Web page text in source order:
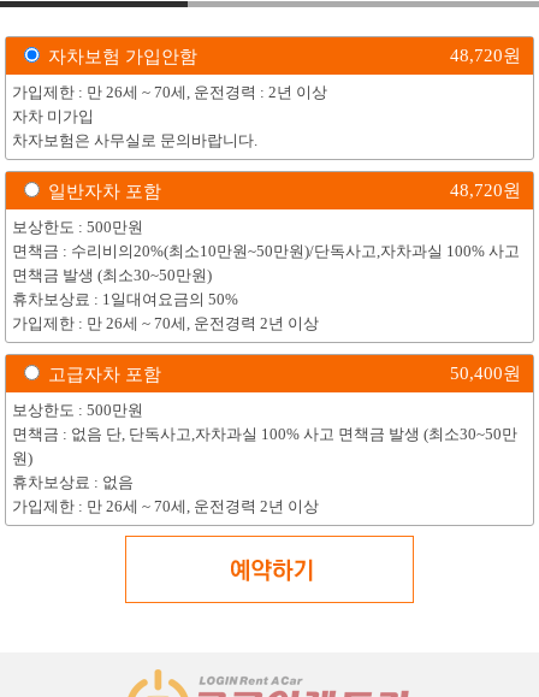
자차보험 가입안함 48,720원
가입제한 : 만 26세 ~ 70세, 운전경력 : 2년 이상
자차 미가입
차자보험은 사무실로 문의바랍니다.
일반자차 포함 48,720원
보상한도 : 500만원
면책금 : 수리비의20%(최소10만원~50만원)/단독사고,자차과실 100% 사고
면책금 발생 (최소30~50만원)
휴차보상료 : 1일대여요금의 50%
가입제한 : 만 26세 ~ 70세, 운전경력 2년 이상
고급자차 포함 50,400원
보상한도 : 500만원
면책금 : 없음 단, 단독사고,자차과실 100% 사고 면책금 발생 (최소30~50만
원)
휴차보상료 : 없음
가입제한 : 만 26세 ~ 70세, 운전경력 2년 이상